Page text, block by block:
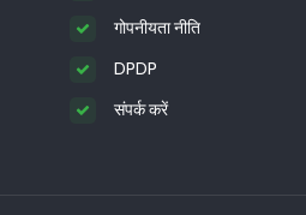
गोपनीयता नीति
DPDP
संपर्क करें